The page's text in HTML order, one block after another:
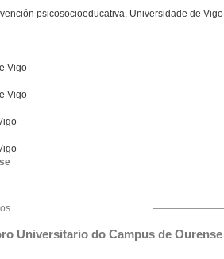
psicosocioeducativa, Universidade de Vigo
Vigo
Vigo
Universitario do Campus de Ourense